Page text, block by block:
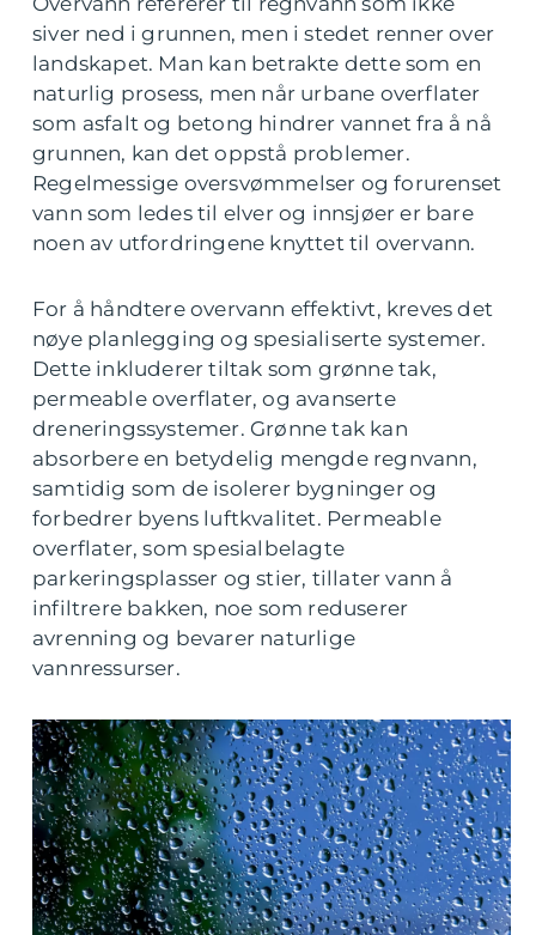
siver ned i grunnen, men i stedet renner over
landskapet. Man kan betrakte dette som en
naturlig prosess, men når urbane overflater
som asfalt og betong hindrer vannet fra å nå
grunnen, kan det oppstå problemer.
Regelmessige oversvømmelser og forurenset
vann som ledes til elver og innsjøer er bare
noen av utfordringene knyttet til overvann.
For å håndtere overvann effektivt, kreves det
nøye planlegging og spesialiserte systemer.
Dette inkluderer tiltak som grønne tak,
permeable overflater, og avanserte
dreneringssystemer. Grønne tak kan
absorbere en betydelig mengde regnvann,
samtidig som de isolerer bygninger og
forbedrer byens luftkvalitet. Permeable
overflater, som spesialbelagte
parkeringsplasser og stier, tillater vann å
infiltrere bakken, noe som reduserer
avrenning og bevarer naturlige
vannressurser.